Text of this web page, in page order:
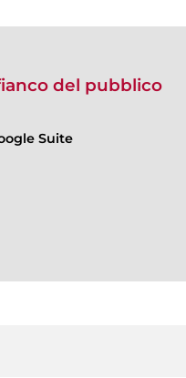
del pubblico
Suite